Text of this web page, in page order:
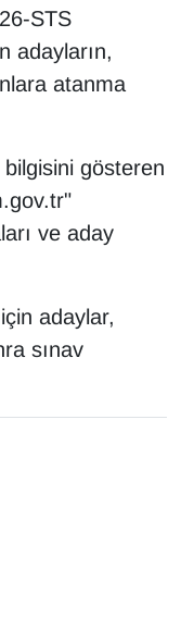
STS
adayların,
atanma
gösteren
ve aday
adaylar,
sınav